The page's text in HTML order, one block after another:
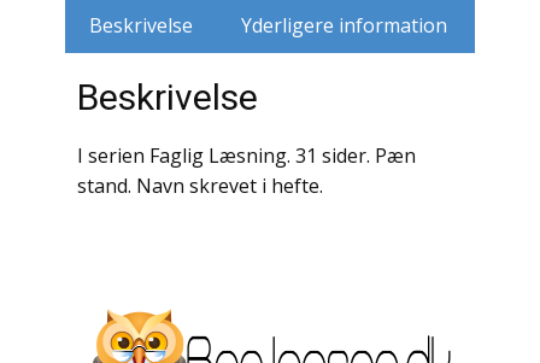
Krige / Slag
Krop / Sind
Litteraturhistorie
Beskrivelse Yderligere information
Beskrivelse
I serien Faglig Læsning. 31 sider. Pæn
stand. Navn skrevet i hefte.